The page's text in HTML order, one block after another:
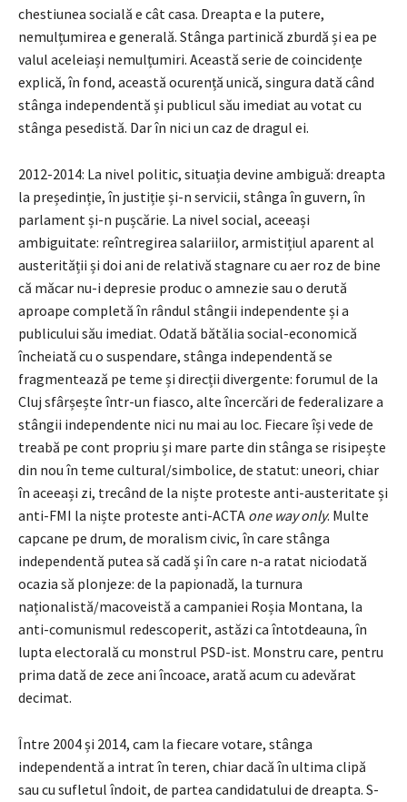
chestiunea socială e cât casa. Dreapta e la putere,
nemulțumirea e generală. Stânga partinică zburdă și ea pe
valul aceleiași nemulțumiri. Această serie de coincidențe
explică, în fond, această ocurență unică, singura dată când
stânga independentă și publicul său imediat au votat cu
stânga pesedistă. Dar în nici un caz de dragul ei.
2012-2014: La nivel politic, situația devine ambiguă: dreapta
la președinție, în justiție și-n servicii, stânga în guvern, în
parlament și-n pușcărie. La nivel social, aceeași
ambiguitate: reîntregirea salariilor, armistițiul aparent al
austerității și doi ani de relativă stagnare cu aer roz de bine
că măcar nu-i depresie produc o amnezie sau o derută
aproape completă în rândul stângii independente și a
publicului său imediat. Odată bătălia social-economică
încheiată cu o suspendare, stânga independentă se
fragmentează pe teme și direcții divergente: forumul de la
Cluj sfârșește într-un fiasco, alte încercări de federalizare a
stângii independente nici nu mai au loc. Fiecare își vede de
treabă pe cont propriu și mare parte din stânga se risipește
din nou în teme cultural/simbolice, de statut: uneori, chiar
în aceeași zi, trecând de la niște proteste anti-austeritate și
anti-FMI la niște proteste anti-ACTA one way only. Multe
capcane pe drum, de moralism civic, în care stânga
independentă putea să cadă și în care n-a ratat niciodată
ocazia să plonjeze: de la papionadă, la turnura
naționalistă/macoveistă a campaniei Roșia Montana, la
anti-comunismul redescoperit, astăzi ca întotdeauna, în
lupta electorală cu monstrul PSD-ist. Monstru care, pentru
prima dată de zece ani încoace, arată acum cu adevărat
decimat.
Între 2004 și 2014, cam la fiecare votare, stânga
independentă a intrat în teren, chiar dacă în ultima clipă
sau cu sufletul îndoit, de partea candidatului de dreapta. S-